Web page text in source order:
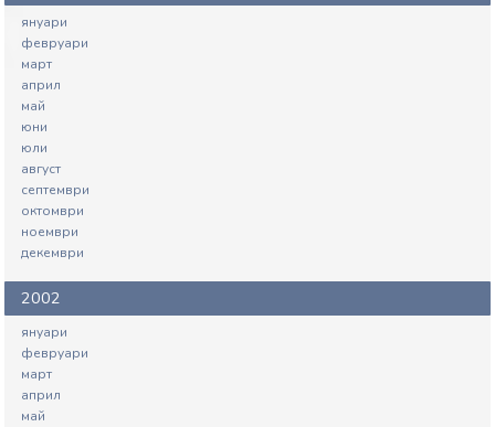
януари
февруари
март
април
май
юни
юли
август
септември
октомври
ноември
декември
2002
януари
февруари
март
април
май